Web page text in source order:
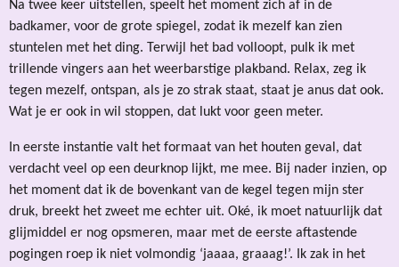
Na twee keer uitstellen, speelt het moment zich af in de
badkamer, voor de grote spiegel, zodat ik mezelf kan zien
stuntelen met het ding. Terwijl het bad volloopt, pulk ik met
trillende vingers aan het weerbarstige plakband. Relax, zeg ik
tegen mezelf, ontspan, als je zo strak staat, staat je anus dat ook.
Wat je er ook in wil stoppen, dat lukt voor geen meter.
In eerste instantie valt het formaat van het houten geval, dat
verdacht veel op een deurknop lijkt, me mee. Bij nader inzien, op
het moment dat ik de bovenkant van de kegel tegen mijn ster
druk, breekt het zweet me echter uit. Oké, ik moet natuurlijk dat
glijmiddel er nog opsmeren, maar met de eerste aftastende
pogingen roep ik niet volmondig ‘jaaaa, graaag!’. Ik zak in het